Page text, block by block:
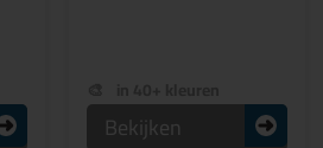
Bekijken